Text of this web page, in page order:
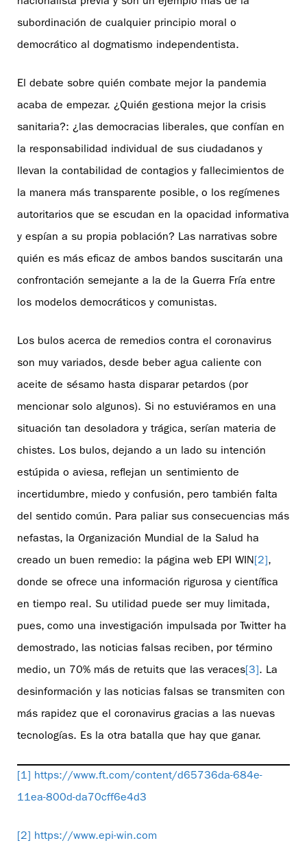
subordinación de cualquier principio moral o
democrático al dogmatismo independentista.
El debate sobre quién combate mejor la pandemia
acaba de empezar. ¿Quién gestiona mejor la crisis
sanitaria?: ¿las democracias liberales, que confían en
la responsabilidad individual de sus ciudadanos y
llevan la contabilidad de contagios y fallecimientos de
la manera más transparente posible, o los regímenes
autoritarios que se escudan en la opacidad informativa
y espían a su propia población? Las narrativas sobre
quién es más eficaz de ambos bandos suscitarán una
confrontación semejante a la de la Guerra Fría entre
los modelos democráticos y comunistas.
Los bulos acerca de remedios contra el coronavirus
son muy variados, desde beber agua caliente con
aceite de sésamo hasta disparar petardos (por
mencionar solo algunos). Si no estuviéramos en una
situación tan desoladora y trágica, serían materia de
chistes. Los bulos, dejando a un lado su intención
estúpida o aviesa, reflejan un sentimiento de
incertidumbre, miedo y confusión, pero también falta
del sentido común. Para paliar sus consecuencias más
nefastas, la Organización Mundial de la Salud ha
creado un buen remedio: la página web EPI WIN [2] ,
donde se ofrece una información rigurosa y científica
en tiempo real. Su utilidad puede ser muy limitada,
pues, como una investigación impulsada por Twitter ha
demostrado, las noticias falsas reciben, por término
medio, un 70% más de retuits que las veraces [3] . La
desinformación y las noticias falsas se transmiten con
más rapidez que el coronavirus gracias a las nuevas
tecnologías. Es la otra batalla que hay que ganar.
[1]
https://www.ft.com/content/d65736da-684e-
11ea-800d-da70cff6e4d3
[2] https://www.epi-win.com